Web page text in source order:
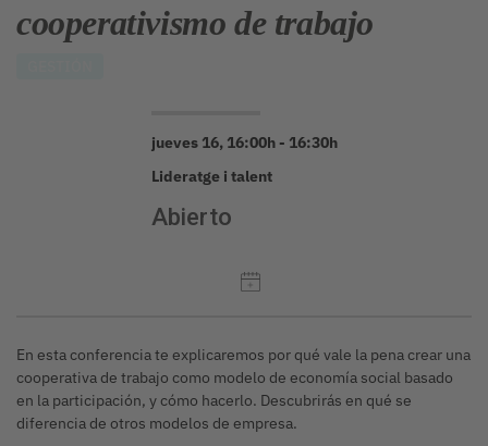
cooperativismo de trabajo
jueves 16, 16:00h - 16:30h
Lideratge i talent
Abierto
En esta conferencia te explicaremos por qué vale la pena crear una
cooperativa de trabajo como modelo de economía social basado
en la participación, y cómo hacerlo. Descubrirás en qué se
diferencia de otros modelos de empresa.